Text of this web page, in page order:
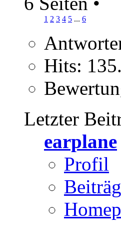
1 2 3 4 5 ... 6
Hits:
Letzter
earplane
Profil